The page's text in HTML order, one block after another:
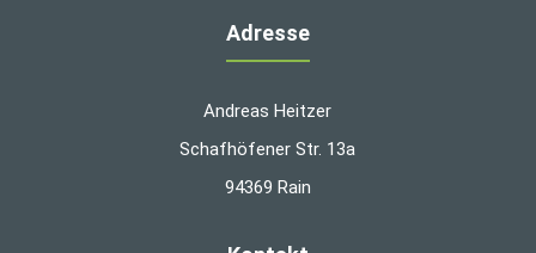
Adresse
Andreas Heitzer
Schafhöfener Str. 13a
94369 Rain